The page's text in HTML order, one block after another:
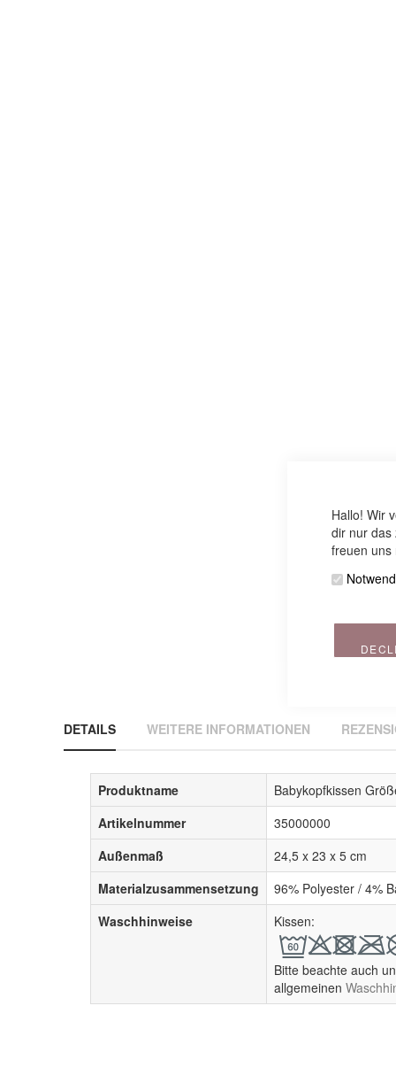
Hallo! Wir
dir nur
freuen uns
DETAILS
Produktname
Babykopfkissen
Artikelnummer
35000000
Außenmaß
24,5 x 23 x 5 cm
Materialzusammensetzung
96% Polyester / 4%
Waschhinweise
Kissen:
Bitte beachte auch
allgemeinen
WEITERE INFORMATIONEN